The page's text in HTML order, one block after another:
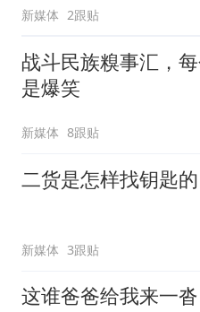
新媒体 2跟贴
战斗民族糗事汇，
是爆笑
新媒体 8跟贴
二货是怎样找钥匙的
新媒体 3跟贴
这谁爸爸给我来一沓